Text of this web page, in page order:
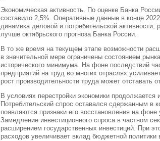
Экономическая активность. По оценке Банка
составило 2,5%. Оперативные данные в конце
динамика деловой и потребительской
лучше октябрьского прогноза Банка России.
В то же время на текущем этапе возможности
в значительной мере ограничены состоянием
исторического минимума. На фоне последствий
предприятий на труд во многих отраслях
рост производительности труда может отставать
В условиях перестройки экономики продолжается
Потребительский спрос оставался сдержанным в
появляются признаки его восстановления на
Замедление инвестиционного спроса в частном
расширением государственных инвестиций. При
расходов увеличивает вклад бюджетной политики